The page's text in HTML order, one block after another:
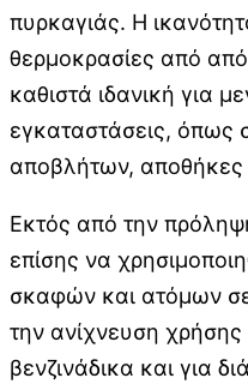
πυρκαγιάς. Η
θερμοκρασίες από
καθιστά ιδανική για
εγκαταστάσεις, όπως
αποβλήτων, αποθήκες
Εκτός από την
επίσης να
σκαφών και ατόμων σε
την ανίχνευση
βενζινάδικα και για